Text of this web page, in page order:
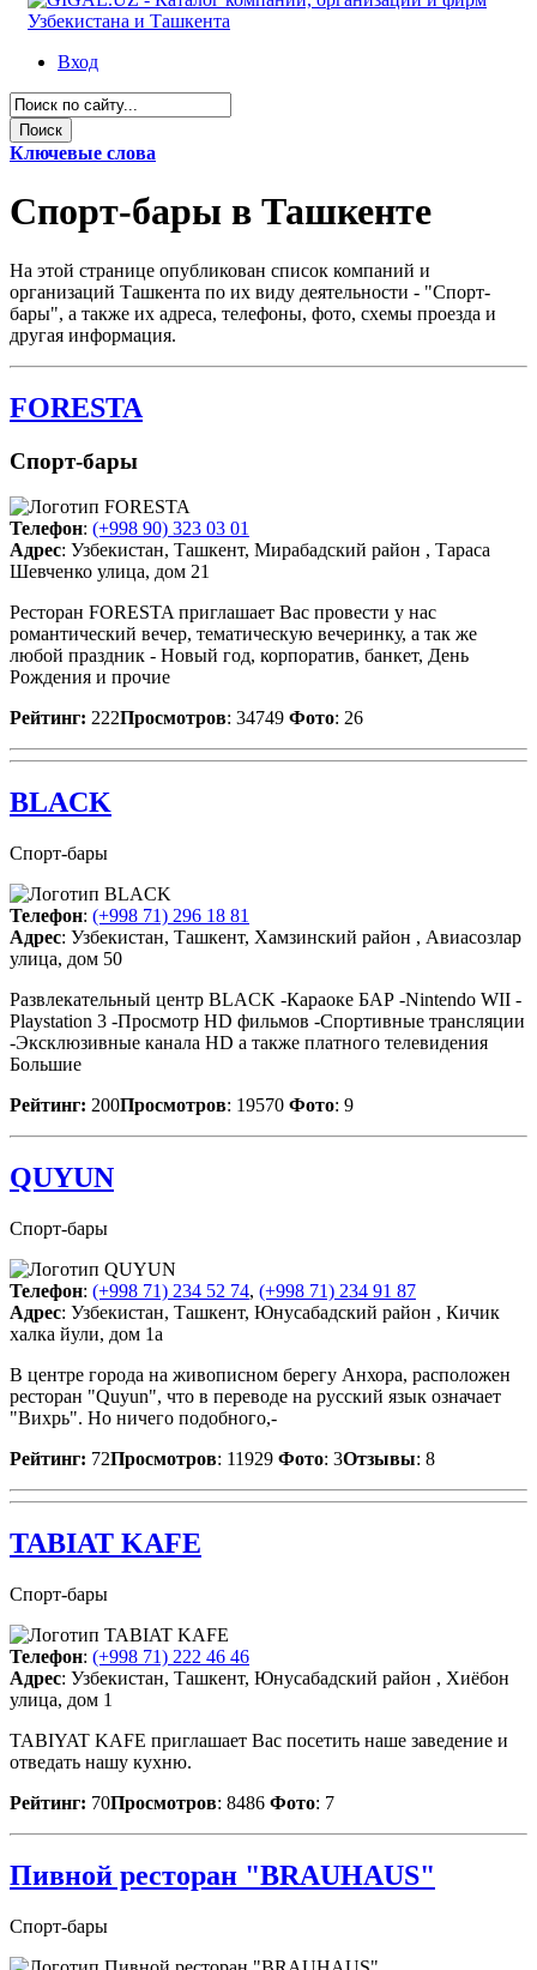
Вход
Ключевые слова
Спорт-бары в Ташкенте
На этой странице опубликован список компаний и
организаций Ташкента по их виду деятельности - "Спорт-
бары", а также их адреса, телефоны, фото, схемы проезда и
другая информация.
FORESTA
Спорт-бары
Телефон: (+998 90) 323 03 01
Адрес: Узбекистан, Ташкент, Мирабадский район , Тараса
Шевченко улица, дом 21
Ресторан FORESTA приглашает Вас провести у нас
романтический вечер, тематическую вечеринку, а так же
любой праздник - Новый год, корпоратив, банкет, День
Рождения и прочие
Рейтинг: 222Просмотров: 34749 Фото: 26
BLACK
Спорт-бары
Телефон: (+998 71) 296 18 81
Адрес: Узбекистан, Ташкент, Хамзинский район , Авиасозлар
улица, дом 50
Развлекательный центр BLACK -Караоке БАР -Nintendo WII -
Playstation 3 -Просмотр HD фильмов -Спортивные трансляции
-Эксклюзивные канала HD а также платного телевидения
Большие
Рейтинг: 200Просмотров: 19570 Фото: 9
QUYUN
Спорт-бары
Телефон: (+998 71) 234 52 74, (+998 71) 234 91 87
Адрес: Узбекистан, Ташкент, Юнусабадский район , Кичик
халка йули, дом 1а
В центре города на живописном берегу Анхора, расположен
ресторан "Quyun", что в переводе на русский язык означает
"Вихрь". Но ничего подобного,-
Рейтинг: 72Просмотров: 11929 Фото: 3Отзывы: 8
TABIAT KAFE
Спорт-бары
Телефон: (+998 71) 222 46 46
Адрес: Узбекистан, Ташкент, Юнусабадский район , Хиёбон
улица, дом 1
TABIYAT KAFE приглашает Вас посетить наше заведение и
отведать нашу кухню.
Рейтинг: 70Просмотров: 8486 Фото: 7
Пивной ресторан "BRAUHAUS"
Спорт-бары